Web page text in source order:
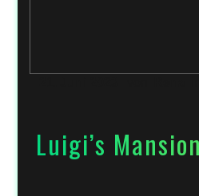
Luigi’s